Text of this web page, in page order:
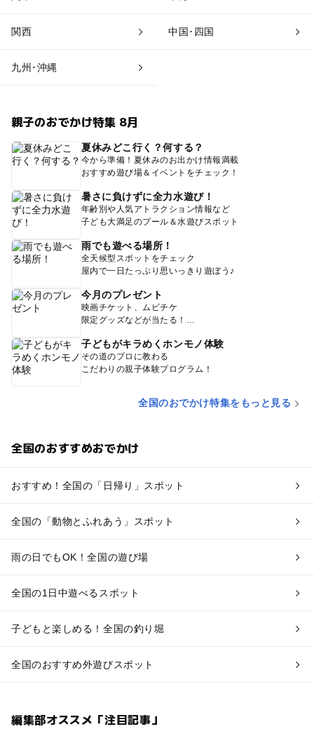
関西 中国･四国
九州･沖縄
親子のおでかけ特集 8月
夏休みどこ行く？何する？
今から準備！夏休みのお出かけ情報満載
おすすめ遊び場＆イベントをチェック！
暑さに負けずに全力水遊び！
年齢別や人気アトラクション情報など
子ども大満足のプール＆水遊びスポット
雨でも遊べる場所！
全天候型スポットをチェック
屋内で一日たっぷり思いっきり遊ぼう♪
今月のプレゼント
映画チケット、ムビチケ
限定グッズなどが当たる！
子どもがキラめくホンモノ体験
その道のプロに教わる
こだわりの親子体験プログラム！
全国のおでかけ特集をもっと見る
全国のおすすめおでかけ
おすすめ！全国の「日帰り」スポット
全国の「動物とふれあう」スポット
雨の日でもOK！全国の遊び場
全国の1日中遊べるスポット
子どもと楽しめる！全国の釣り堀
全国のおすすめ外遊びスポット
編集部オススメ「注目記事」